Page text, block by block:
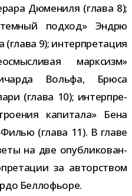
Дюмениля (глава 8);
под­ход» Эндрю
9); интер­пре­та­ция
марк­сизм»
Вольфа, Брюса
(глава 10); интер­пре­
капи­тала» Бена
(глава 11). В главе
на две опуб­ли­ко­ван­
за автор­ством
Беллофьоре.